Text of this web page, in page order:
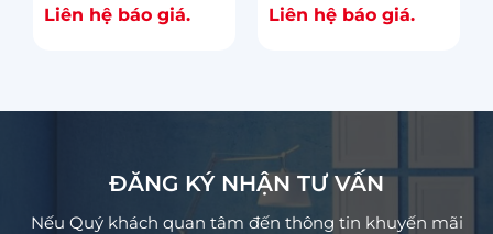
Liên hệ báo giá.
Liên hệ báo giá.
ĐĂNG KÝ NHẬN TƯ VẤN
Nếu Quý khách quan tâm đến thông tin khuyến mãi